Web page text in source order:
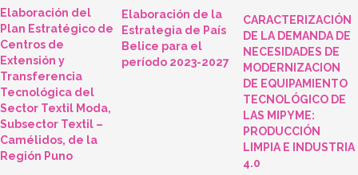
Elaboración del
Plan Estratégico de
Centros de
Extensión y
Transferencia
Tecnológica del
Sector Textil Moda,
Subsector Textil –
Camélidos, de la
Región Puno
Elaboración de la
Estrategia de País
Belice para el
período 2023-2027
CARACTERIZACIÓN
DE LA DEMANDA DE
NECESIDADES DE
MODERNIZACION
DE EQUIPAMIENTO
TECNOLÓGICO DE
LAS MIPYME:
PRODUCCIÓN
LIMPIA E INDUSTRIA
4.0